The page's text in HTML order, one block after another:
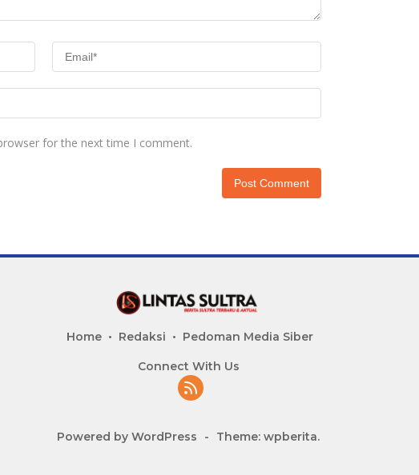
for the next time I comment.
Home Redaksi Pedoman Media Siber
Connect With Us
Powered by WordPress - Theme: wpberita.